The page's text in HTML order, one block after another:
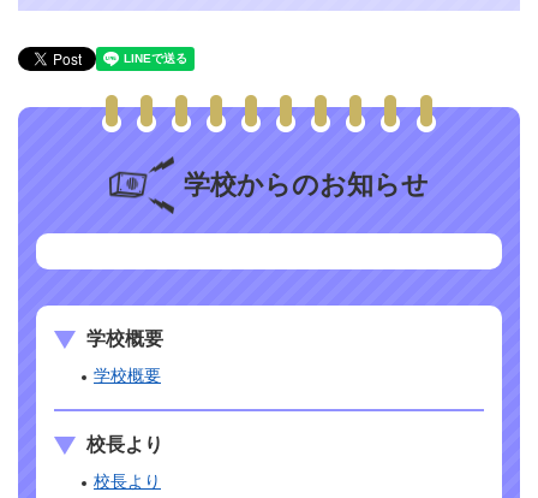
学校からのお知らせ
学校概要
学校概要
校長より
校長より